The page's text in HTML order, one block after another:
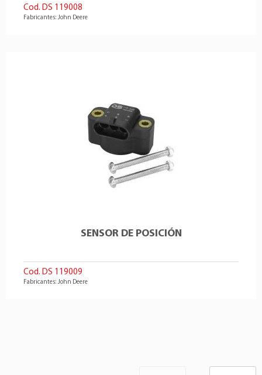
Cod. DS 119008
Fabricantes: John Deere
SENSOR DE POSICIÓN
Cod. DS 119009
Fabricantes: John Deere